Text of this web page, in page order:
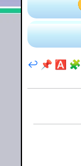
🧩
🅰️
📌
↩️